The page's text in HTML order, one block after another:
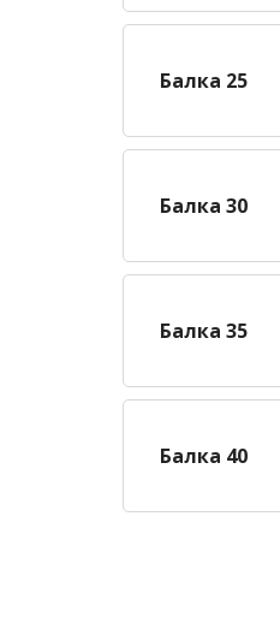
Балка 25
Балка 30
Балка 35
Балка 40